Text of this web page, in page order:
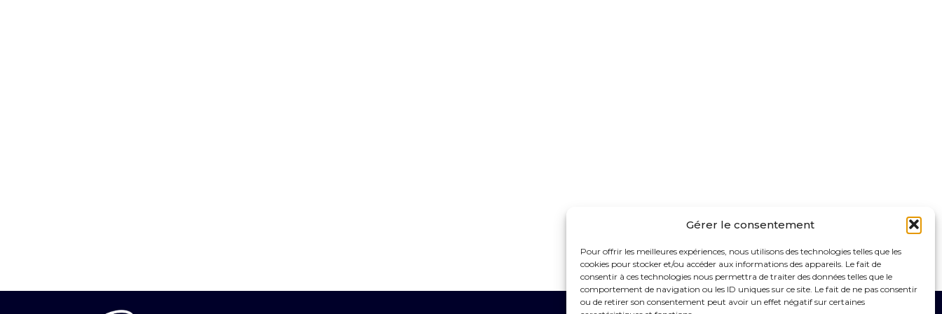
Gérer le consentement
Pour offrir les meilleures expériences, nous utilisons des technologies telles que les
cookies pour stocker et/ou accéder aux informations des appareils. Le fait de
consentir à ces technologies nous permettra de traiter des données telles que le
comportement de navigation ou les ID uniques sur ce site. Le fait de ne pas consentir
ou de retirer son consentement peut avoir un effet négatif sur certaines